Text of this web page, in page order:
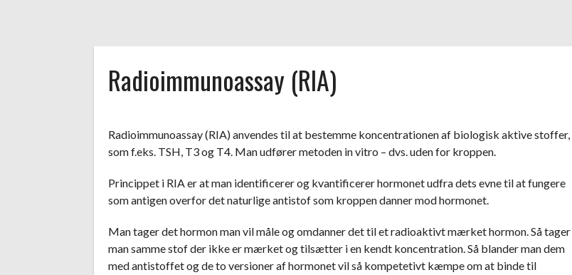
Radioimmunoassay (RIA)
Radioimmunoassay (RIA) anvendes til at bestemme koncentrationen af biologisk aktive stoffer,
som f.eks. TSH, T3 og T4. Man udfører metoden in vitro – dvs. uden for kroppen.
Princippet i RIA er at man identificerer og kvantificerer hormonet udfra dets evne til at fungere
som antigen overfor det naturlige antistof som kroppen danner mod hormonet.
Man tager det hormon man vil måle og omdanner det til et radioaktivt mærket hormon. Så tager
man samme stof der ikke er mærket og tilsætter i en kendt koncentration. Så blander man dem
med antistoffet og de to versioner af hormonet vil så kompetetivt kæmpe om at binde til